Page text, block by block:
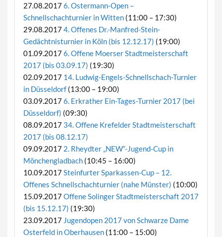
27.08.20176. Ostermann-Open –
Schnellschachturnier in Witten (11:00 – 17:30)
29.08.20174. Offenes Dr.-Manfred-Stein-
Gedächtnisturnier in Köln (bis 12.12.17) (19:00)
01.09.20176. Offene Moerser Stadtmeisterschaft
2017 (bis 03.09.17) (19:30)
02.09.2017 14. Ludwig-Engels-Schnellschach-Turnier
in Düsseldorf (13:00 – 19:00)
03.09.20176. Erkrather Ein-Tages-Turnier 2017 (bei
Düsseldorf) (09:30)
08.09.2017 34. Offene Krefelder Stadtmeisterschaft
2017 (bis 08.12.17)
09.09.2017 2. Rheydter „NEW“-Jugend-Cup in
Mönchengladbach (10:45 – 16:00)
10.09.2017Steinfurter Sparkassen-Cup – 12.
Offenes Schnellschachturnier (nahe Münster) (10:00)
15.09.2017Offene Solinger Stadtmeisterschaft 2017
(bis 15.12.17) (19:30)
23.09.2017 Jugendopen 2017 von Schwarze Dame
Osterfeld in Oberhausen (11:00 – 15:00)